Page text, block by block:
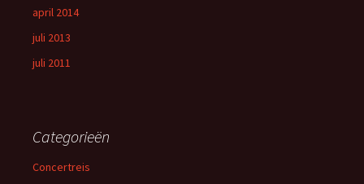
april 2014
juli 2013
juli 2011
Categorieën
Concertreis